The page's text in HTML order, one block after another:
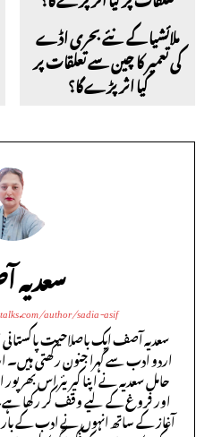
ملائشیا کے نئے بحری اڈے
کی تعمیر کا چین سے تعلقات پر
کیا اثر پڑے گا؟
author/sadia-asif/
سعدیہ آصف ایک باصلاحیت پاکستانی
اردو ادب سے گہرا جنون رکھتی
حامل سعدیہ نے اپنا کیریئر اس
آغاز کے ساتھ انہوں نے ادب کے